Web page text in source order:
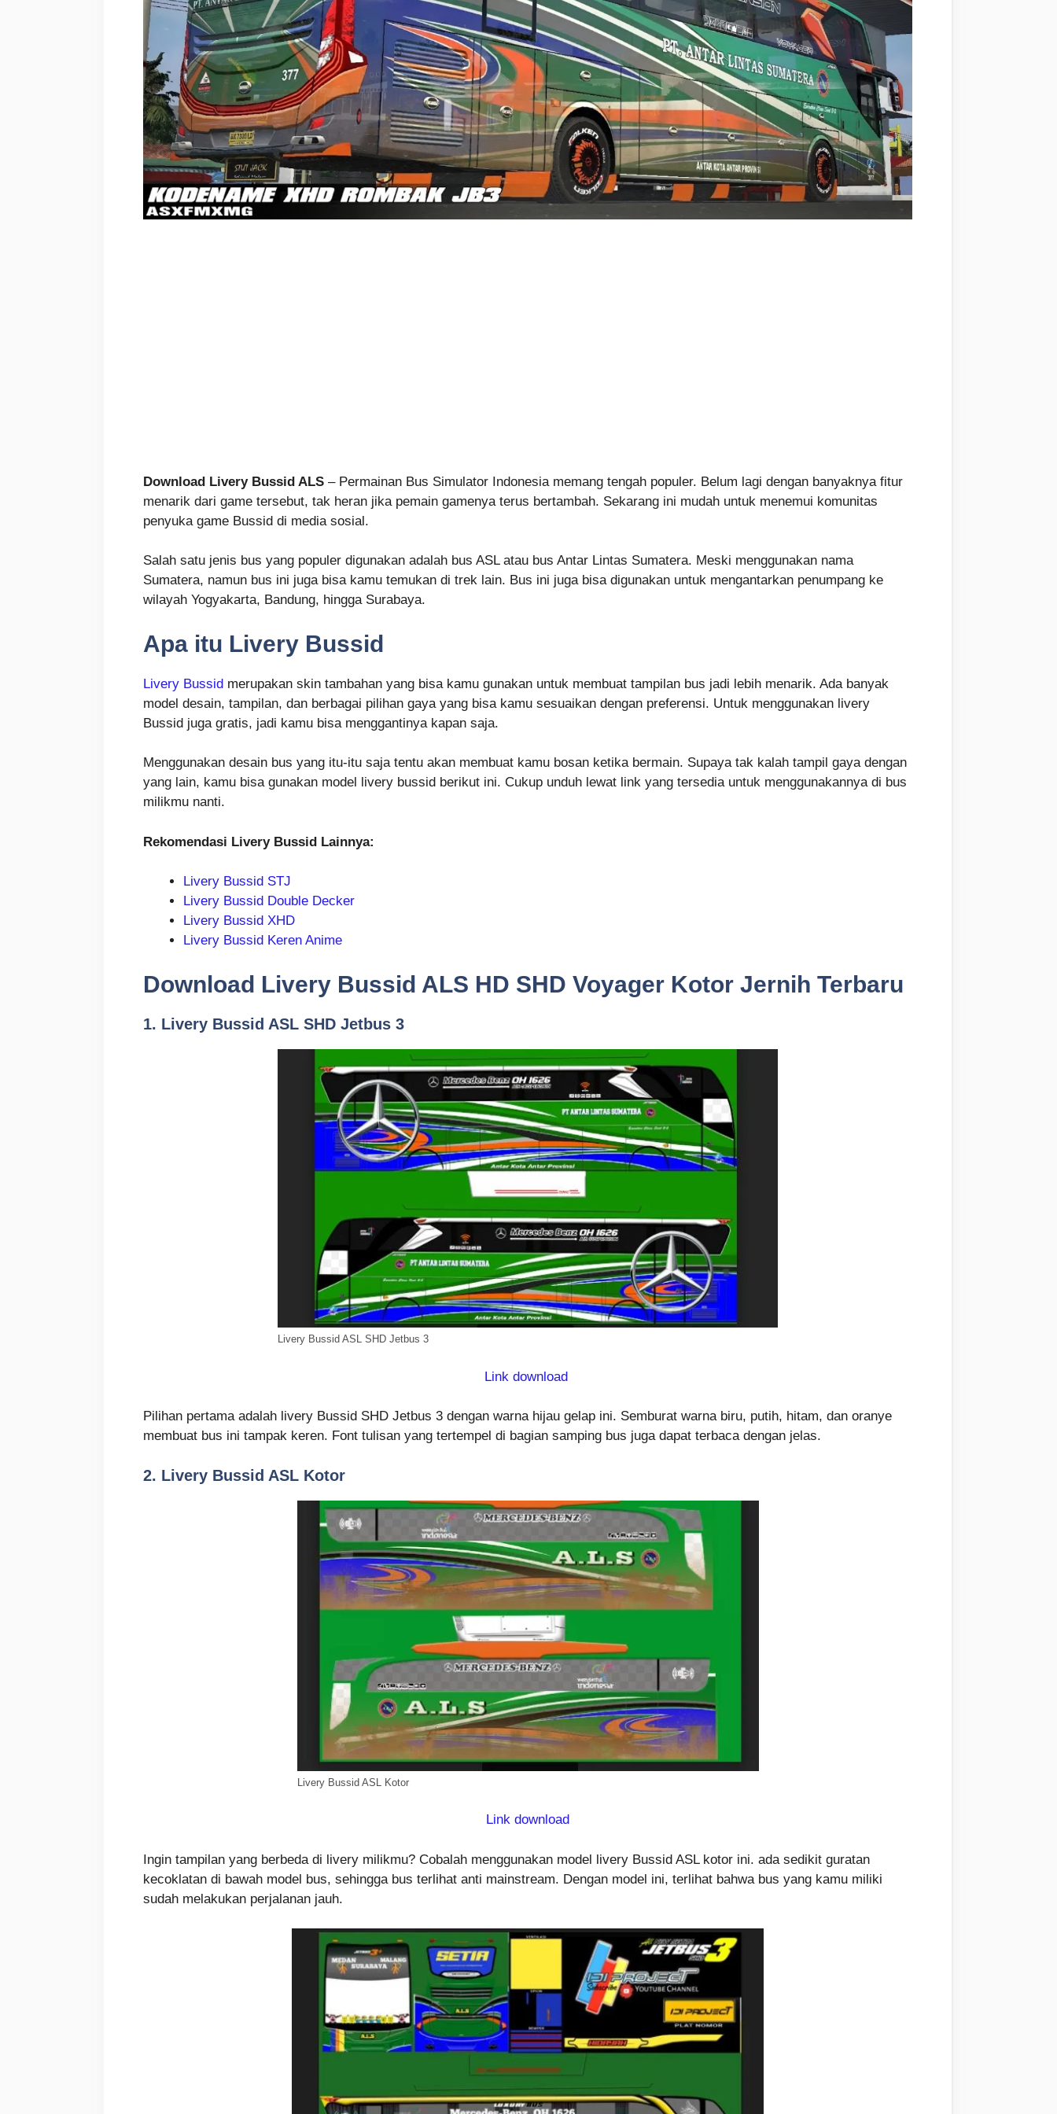
Download Livery Bussid ALS – Permainan Bus Simulator Indonesia memang tengah populer. Belum lagi dengan banyaknya fitur
menarik dari game tersebut, tak heran jika pemain gamenya terus bertambah. Sekarang ini mudah untuk menemui komunitas
penyuka game Bussid di media sosial.
Salah satu jenis bus yang populer digunakan adalah bus ASL atau bus Antar Lintas Sumatera. Meski menggunakan nama
Sumatera, namun bus ini juga bisa kamu temukan di trek lain. Bus ini juga bisa digunakan untuk mengantarkan penumpang ke
wilayah Yogyakarta, Bandung, hingga Surabaya.
Apa itu Livery Bussid
Livery Bussid merupakan skin tambahan yang bisa kamu gunakan untuk membuat tampilan bus jadi lebih menarik. Ada banyak
model desain, tampilan, dan berbagai pilihan gaya yang bisa kamu sesuaikan dengan preferensi. Untuk menggunakan livery
Bussid juga gratis, jadi kamu bisa menggantinya kapan saja.
Menggunakan desain bus yang itu-itu saja tentu akan membuat kamu bosan ketika bermain. Supaya tak kalah tampil gaya dengan
yang lain, kamu bisa gunakan model livery bussid berikut ini. Cukup unduh lewat link yang tersedia untuk menggunakannya di bus
milikmu nanti.
Rekomendasi Livery Bussid Lainnya:
Livery Bussid STJ
Livery Bussid Double Decker
Livery Bussid XHD
Livery Bussid Keren Anime
Download Livery Bussid ALS HD SHD Voyager Kotor Jernih Terbaru
1. Livery Bussid ASL SHD Jetbus 3
Livery Bussid ASL SHD Jetbus 3
Link download
Pilihan pertama adalah livery Bussid SHD Jetbus 3 dengan warna hijau gelap ini. Semburat warna biru, putih, hitam, dan oranye
membuat bus ini tampak keren. Font tulisan yang tertempel di bagian samping bus juga dapat terbaca dengan jelas.
2. Livery Bussid ASL Kotor
Livery Bussid ASL Kotor
Link download
Ingin tampilan yang berbeda di livery milikmu? Cobalah menggunakan model livery Bussid ASL kotor ini. ada sedikit guratan
kecoklatan di bawah model bus, sehingga bus terlihat anti mainstream. Dengan model ini, terlihat bahwa bus yang kamu miliki
sudah melakukan perjalanan jauh.